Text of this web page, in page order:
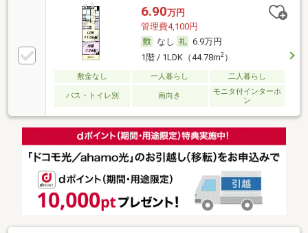
6.90万円
管理費4,100円
なし
6.9万円
1階 / 1LDK（44.78m2）
敷金なし 一人暮らし 二人暮らし
バス・トイレ別 南向き
モニタ付インターホ
ン